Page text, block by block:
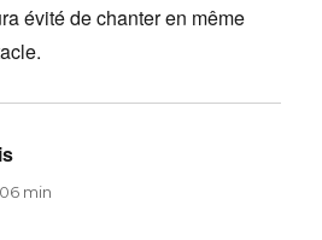
évité de chanter en même
min